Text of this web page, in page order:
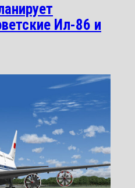
Ил-86 и